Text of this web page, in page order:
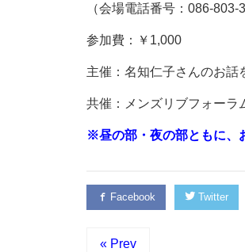
（会場電話番号：086-
参加費：￥1,000
主催：名知仁子さんのお話
共催：メンズリブフォーラ
※昼の部・夜の部ともに、
Facebook Twitter
« Prev